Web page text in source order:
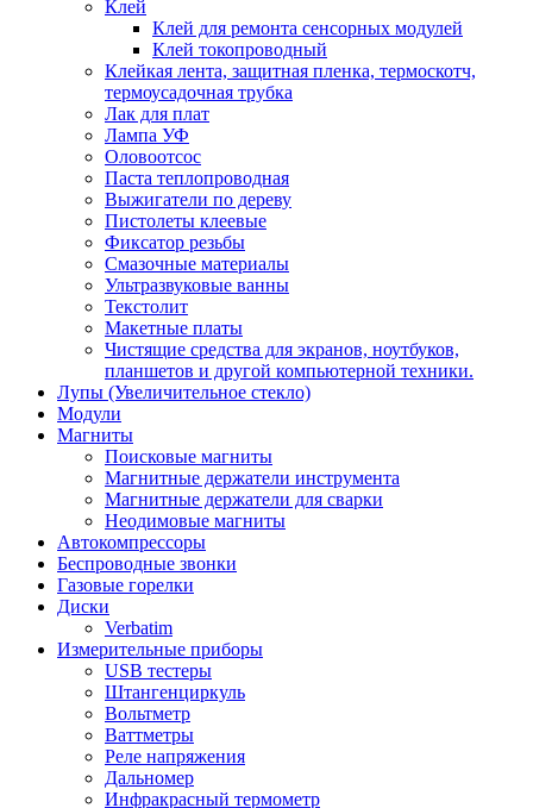
Клей
Клей для ремонта сенсорных модулей
Клей токопроводный
Клейкая лента, защитная пленка, термоскотч,
термоусадочная трубка
Лак для плат
Лампа УФ
Оловоотсос
Паста теплопроводная
Выжигатели по дереву
Пистолеты клеевые
Фиксатор резьбы
Смазочные материалы
Ультразвуковые ванны
Текстолит
Макетные платы
Чистящие средства для экранов, ноутбуков,
планшетов и другой компьютерной техники.
Лупы (Увеличительное стекло)
Модули
Магниты
Поисковые магниты
Магнитные держатели инструмента
Магнитные держатели для сварки
Неодимовые магниты
Автокомпрессоры
Беспроводные звонки
Газовые горелки
Диски
Verbatim
Измерительные приборы
USB тестеры
Штангенциркуль
Вольтметр
Ваттметры
Реле напряжения
Дальномер
Инфракрасный термометр